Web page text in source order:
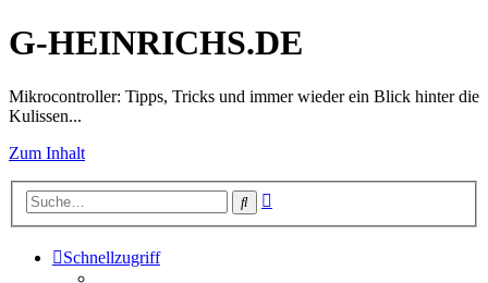
G-HEINRICHS.DE
Mikrocontroller: Tipps, Tricks und immer wieder ein Blick hinter die
Kulissen...
Zum Inhalt
Suche
Schnellzugriff